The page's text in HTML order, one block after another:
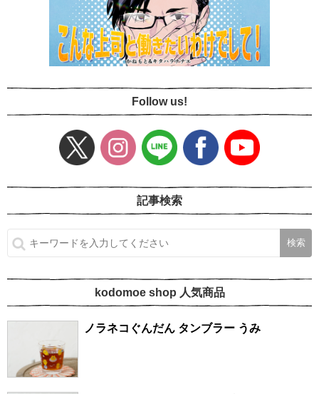
Follow us!
記事検索
kodomoe shop 人気商品
ノラネコぐんだん タンブラー うみ